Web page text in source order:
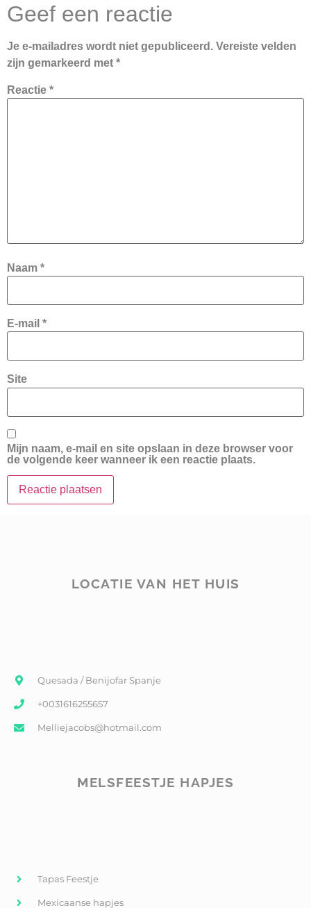
Geef een reactie
Je e-mailadres wordt niet gepubliceerd. Vereiste velden
zijn gemarkeerd met *
Reactie *
Naam *
E-mail *
Site
Mijn naam, e-mail en site opslaan in deze browser voor
de volgende keer wanneer ik een reactie plaats.
LOCATIE VAN HET HUIS
Quesada / Benijofar Spanje
+0031616255657
Melliejacobs@hotmail.com
MELSFEESTJE HAPJES
Tapas Feestje
Mexicaanse hapjes